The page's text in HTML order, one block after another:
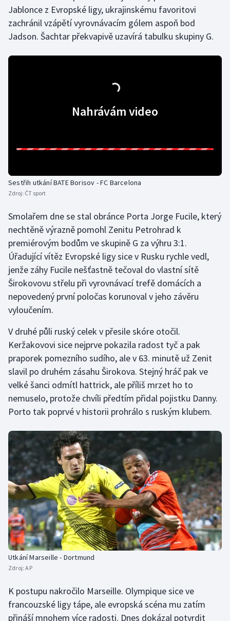
Jablonce z Evropské ligy, ukrajinskému favoritovi
zachránil vzápětí vyrovnávacím gólem aspoň bod
Jadson. Šachtar překvapivě uzavírá tabulku skupiny G.
Nahrávám video
Sestřih utkání BATE Borisov - FC Barcelona
Zdroj: ČT sport
Smolařem dne se stal obránce Porta Jorge Fucile, který
nechtěně výrazně pomohl Zenitu Petrohrad k
premiérovým bodům ve skupině G za výhru 3:1.
Úřadující vítěz Evropské ligy sice v Rusku rychle vedl,
jenže záhy Fucile nešťastně tečoval do vlastní sítě
Širokovovu střelu při vyrovnávací trefě domácích a
nepovedený první poločas korunoval v jeho závěru
vyloučením.
V druhé půli ruský celek v přesile skóre otočil.
Keržakovovi sice nejprve pokazila radost tyč a pak
praporek pomezního sudího, ale v 63. minutě už Zenit
slavil po druhém zásahu Širokova. Stejný hráč pak ve
velké šanci odmítl hattrick, ale příliš mrzet ho to
nemuselo, protože chvíli předtím přidal pojistku Danny.
Porto tak poprvé v historii prohrálo s ruským klubem.
Utkání Marseille - Dortmund
Zdroj:AP
K postupu nakročilo Marseille. Olympique sice ve
francouzské ligy tápe, ale evropská scéna mu zatím
přináší mnohem více radosti. Dnes dokázal potvrdit